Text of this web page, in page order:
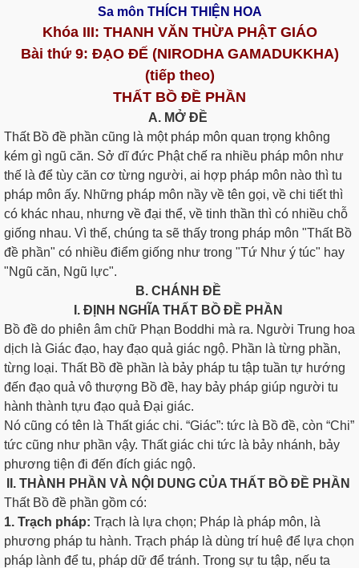
Sa môn THÍCH THIỆN HOA
Khóa III: THANH VĂN THỪA PHẬT GIÁO
Bài thứ 9: ÐẠO ÐẾ (NIRODHA GAMADUKKHA)
(tiếp theo)
THẤT BỒ ĐỀ PHẦN
A. MỞ ÐỀ
Thất Bồ đề phần cũng là một pháp môn quan trọng không
kém gì ngũ căn. Sở dĩ đức Phật chế ra nhiều pháp môn như
thế là để tùy căn cơ từng người, ai hợp pháp môn nào thì tu
pháp môn ấy. Những pháp môn nầy về tên gọi, về chi tiết thì
có khác nhau, nhưng về đại thể, về tinh thần thì có nhiều chỗ
giống nhau. Vì thế, chúng ta sẽ thấy trong pháp môn "Thất Bồ
đề phần" có nhiều điểm giống như trong "Tứ Như ý túc" hay
"Ngũ căn, Ngũ lực".
B. CHÁNH ÐỀ
I. ÐỊNH NGHĨA THẤT BỒ ĐỀ PHẦN
Bồ đề do phiên âm chữ Phạn Boddhi mà ra. Người Trung hoa
dịch là Giác đạo, hay đạo quả giác ngộ. Phần là từng phần,
từng loại. Thất Bồ đề phần là bảy pháp tu tập tuần tự hướng
đến đạo quả vô thượng Bồ đề, hay bảy pháp giúp người tu
hành thành tựu đạo quả Ðại giác.
Nó cũng có tên là Thất giác chi. “Giác”: tức là Bồ đề, còn “Chi”
tức cũng như phần vậy. Thất giác chi tức là bảy nhánh, bảy
phương tiện đi đến đích giác ngộ.
II. THÀNH PHẦN VÀ NỘI DUNG CỦA THẤT BỒ ĐỀ PHẦN
Thất Bồ đề phần gồm có:
1. Trạch pháp: Trạch là lựa chọn; Pháp là pháp môn, là
phương pháp tu hành. Trạch pháp là dùng trí huệ để lựa chọn
pháp lành để tu, pháp dữ để tránh. Trong sự tu tập, nếu ta